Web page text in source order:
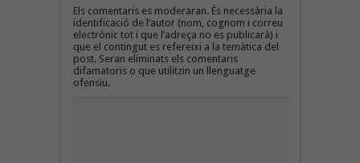
Els comentaris es moderaran. És necessària la
identificació de l’autor (nom, cognom i correu
electrònic tot i que l’adreça no es publicarà) i
que el contingut es refereixi a la temàtica del
post. Seran eliminats els comentaris
difamatoris o que utilitzin un llenguatge
ofensiu.